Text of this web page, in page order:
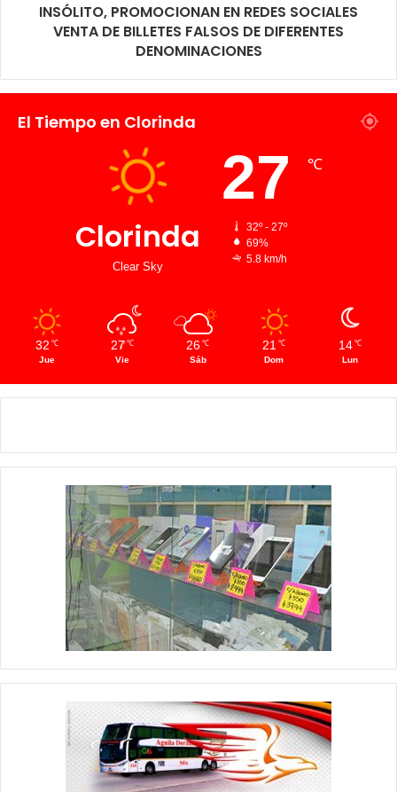
INSÓLITO, PROMOCIONAN EN REDES SOCIALES
VENTA DE BILLETES FALSOS DE DIFERENTES
DENOMINACIONES
El Tiempo en Clorinda
Clorinda
Clear Sky
27 ℃
32º - 27º
69%
5.8 km/h
32 ℃
Jue
27 ℃
Vie
26 ℃
Sáb
21 ℃
Dom
14 ℃
Lun